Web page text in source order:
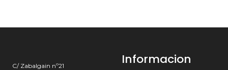
C/ Zabalgain nº21
Informacion